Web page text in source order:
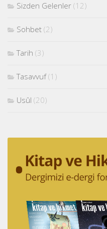
Sizden Gelenler (12)
Sohbet (2)
Tarih (3)
Tasavvuf(1)
Usûl (20)